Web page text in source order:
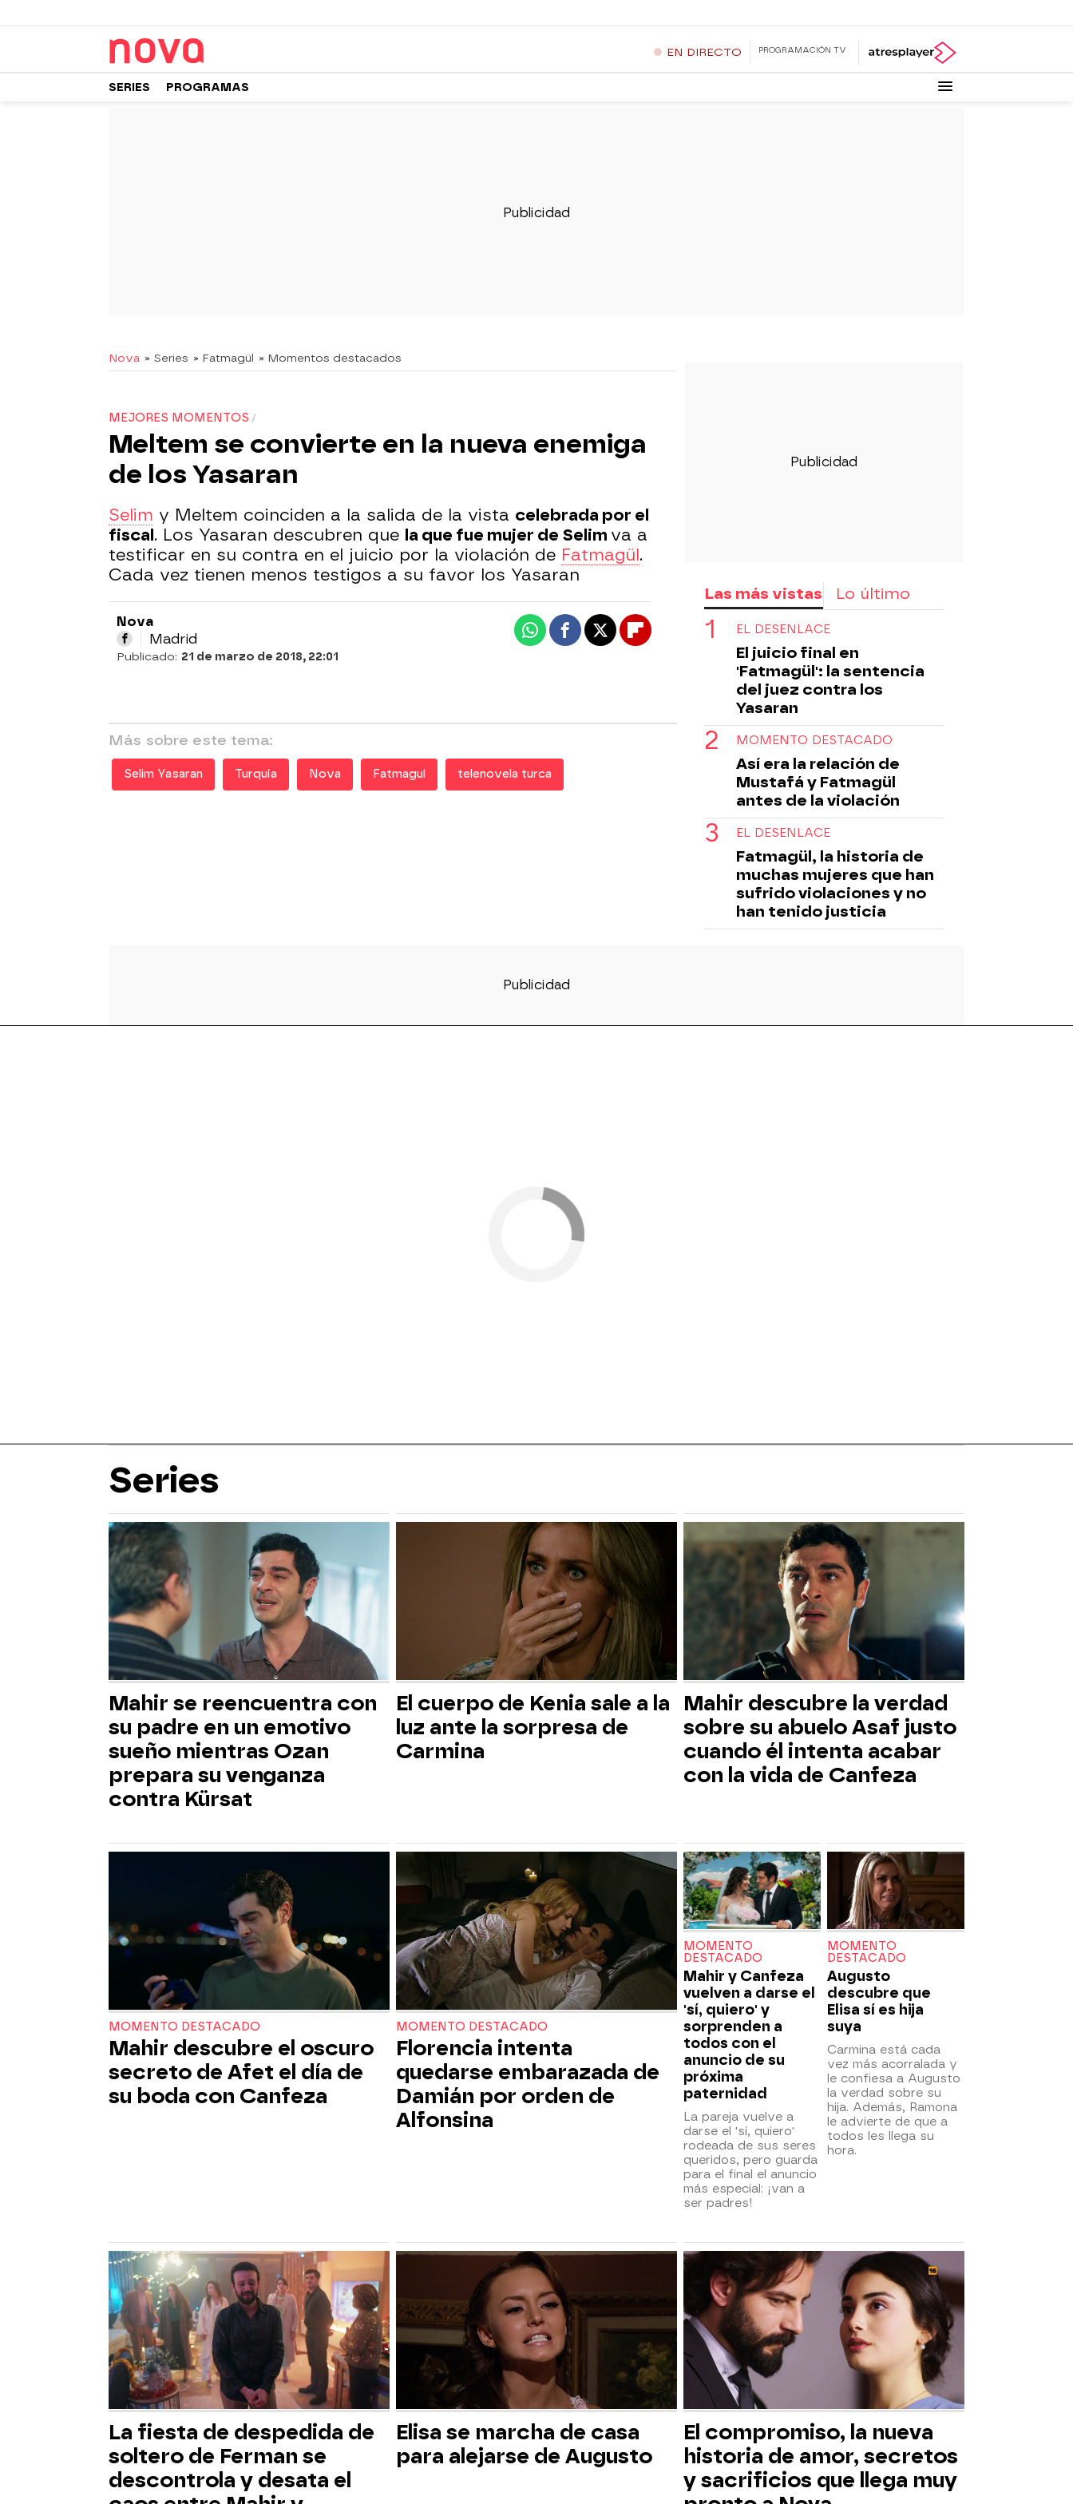
EN DIRECTO PROGRAMACIÓN TV
SERIES PROGRAMAS
Nova » Series » Fatmagül » Momentos destacados
MEJORES MOMENTOS
Meltem se convierte en la nueva enemiga
de los Yasaran
Selim y Meltem coinciden a la salida de la vista celebrada por el
fiscal. Los Yasaran descubren que la que fue mujer de Selim va a
testificar en su contra en el juicio por la violación de Fatmagül.
Cada vez tienen menos testigos a su favor los Yasaran
Nova
Madrid
Publicado: 21 de marzo de 2018, 22:01
WhatsappFacebook
X Flipboard
Más sobre este tema:
Selim Yasaran Turquía Nova Fatmagul telenovela turca
Las más vistas Lo último
EL DESENLACE
El juicio final en
'Fatmagül': la sentencia
del juez contra los
Yasaran
MOMENTO DESTACADO
Así era la relación de
Mustafá y Fatmagül
antes de la violación
EL DESENLACE
Fatmagül, la historia de
muchas mujeres que han
sufrido violaciones y no
han tenido justicia
Series
Mahir se reencuentra con
su padre en un emotivo
sueño mientras Ozan
prepara su venganza
contra Kürsat
El cuerpo de Kenia sale a la
luz ante la sorpresa de
Carmina
Mahir descubre la verdad
sobre su abuelo Asaf justo
cuando él intenta acabar
con la vida de Canfeza
MOMENTO DESTACADO
Mahir descubre el oscuro
secreto de Afet el día de
su boda con Canfeza
MOMENTO DESTACADO
Florencia intenta
quedarse embarazada de
Damián por orden de
Alfonsina
MOMENTO
DESTACADO
Mahir y Canfeza
vuelven a darse el
'sí, quiero' y
sorprenden a
todos con el
anuncio de su
próxima
paternidad
La pareja vuelve a
darse el 'sí, quiero'
rodeada de sus seres
queridos, pero guarda
para el final el anuncio
más especial: ¡van a
ser padres!
MOMENTO
DESTACADO
Augusto
descubre que
Elisa sí es hija
suya
Carmina está cada
vez más acorralada y
le confiesa a Augusto
la verdad sobre su
hija. Además, Ramona
le advierte de que a
todos les llega su
hora.
La fiesta de despedida de
soltero de Ferman se
descontrola y desata el
Elisa se marcha de casa
para alejarse de Augusto
El compromiso, la nueva
historia de amor, secretos
y sacrificios que llega muy